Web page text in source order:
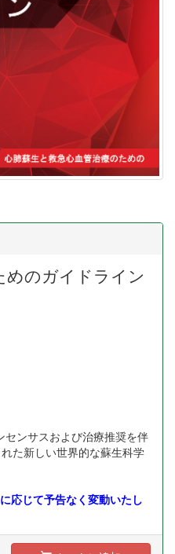
めのガイドライン
ンサスおよび治療推奨を伴
た新しい世界的な蘇生科学
応じて予告なく変動いたし